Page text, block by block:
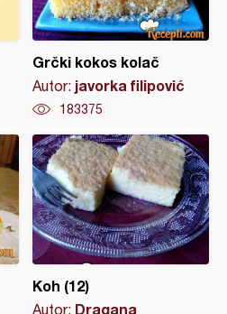
Grčki kokos kolač
Autor: javorka filipović
183375
Koh (12)
Autor: Dragana